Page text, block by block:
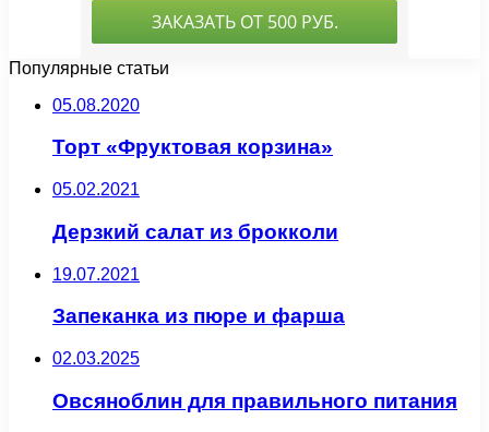
Популярные статьи
05.08.2020
Торт «Фруктовая корзина»
05.02.2021
Дерзкий салат из брокколи
19.07.2021
Запеканка из пюре и фарша
02.03.2025
Овсяноблин для правильного питания